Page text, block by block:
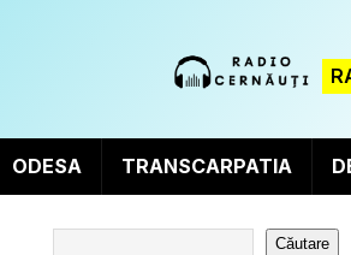
ODESA TRANSCARPATIA
Căutare